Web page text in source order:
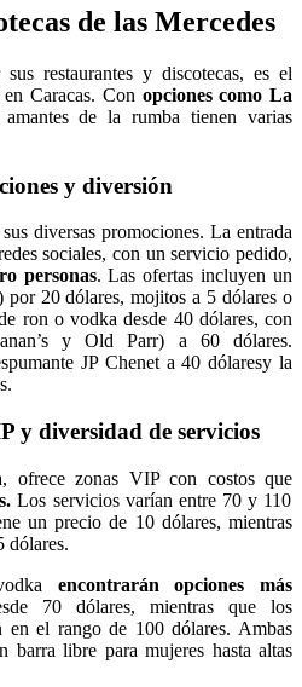
de las Mercedes
restaurantes y discotecas, es el
Caracas. Con opciones como La
de la rumba tienen varias
y diversión
diversas promociones. La entrada
sociales, con un servicio pedido,
personas. Las ofertas incluyen un
por 20 dólares, mojitos a 5 dólares o
ron o vodka desde 40 dólares, con
y Old Parr) a 60 dólares.
JP Chenet a 40 dólaresy la
y diversidad de servicios
ofrece zonas VIP con costos que
Los servicios varían entre 70 y 110
un precio de 10 dólares, mientras
dólares.
encontrarán opciones más
70 dólares, mientras que los
en el rango de 100 dólares. Ambas
barra libre para mujeres hasta altas